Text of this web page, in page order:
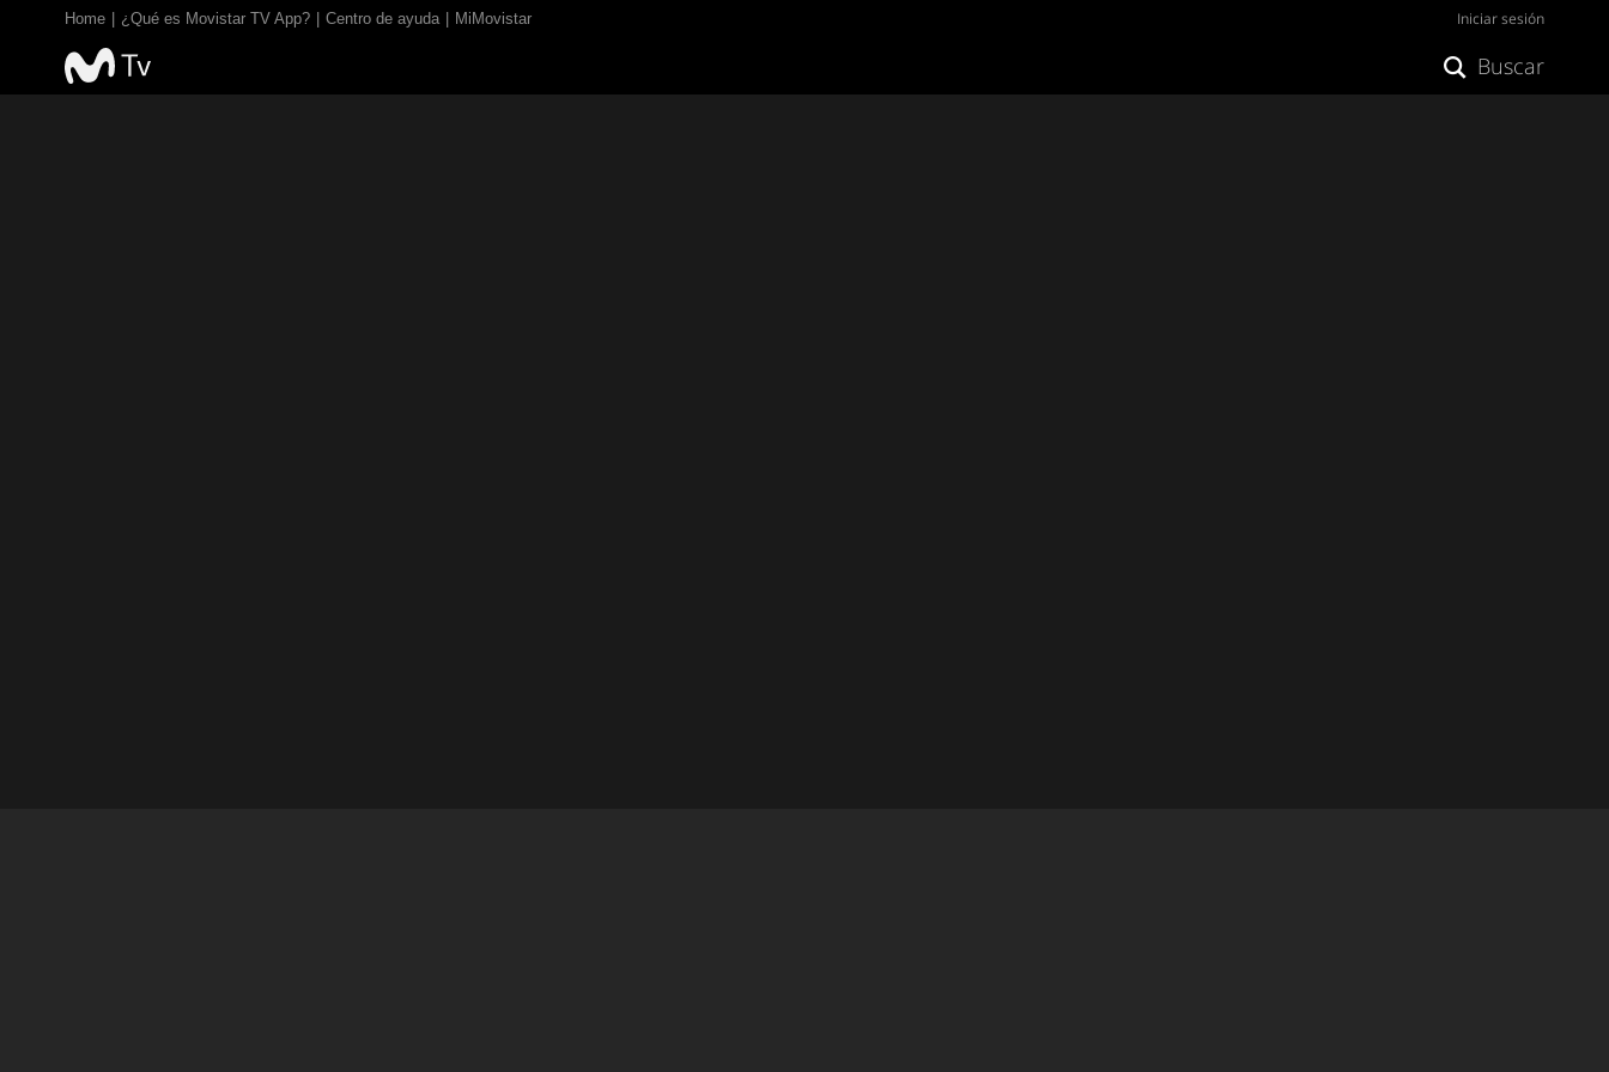
Home ¿Qué es Movistar TV App? Centro de ayuda MiMovistar Iniciar sesión
Buscar